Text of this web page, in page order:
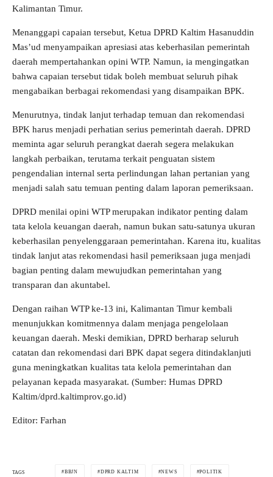
Kalimantan Timur.
Menanggapi capaian tersebut, Ketua DPRD Kaltim Hasanuddin
Mas’ud menyampaikan apresiasi atas keberhasilan pemerintah
daerah mempertahankan opini WTP. Namun, ia mengingatkan
bahwa capaian tersebut tidak boleh membuat seluruh pihak
mengabaikan berbagai rekomendasi yang disampaikan BPK.
Menurutnya, tindak lanjut terhadap temuan dan rekomendasi
BPK harus menjadi perhatian serius pemerintah daerah. DPRD
meminta agar seluruh perangkat daerah segera melakukan
langkah perbaikan, terutama terkait penguatan sistem
pengendalian internal serta perlindungan lahan pertanian yang
menjadi salah satu temuan penting dalam laporan pemeriksaan.
DPRD menilai opini WTP merupakan indikator penting dalam
tata kelola keuangan daerah, namun bukan satu-satunya ukuran
keberhasilan penyelenggaraan pemerintahan. Karena itu, kualitas
tindak lanjut atas rekomendasi hasil pemeriksaan juga menjadi
bagian penting dalam mewujudkan pemerintahan yang
transparan dan akuntabel.
Dengan raihan WTP ke-13 ini, Kalimantan Timur kembali
menunjukkan komitmennya dalam menjaga pengelolaan
keuangan daerah. Meski demikian, DPRD berharap seluruh
catatan dan rekomendasi dari BPK dapat segera ditindaklanjuti
guna meningkatkan kualitas tata kelola pemerintahan dan
pelayanan kepada masyarakat. (Sumber: Humas DPRD
Kaltim/dprd.kaltimprov.go.id)
Editor: Farhan
TAGS BBJN DPRD KALTIM NEWS POLITIK